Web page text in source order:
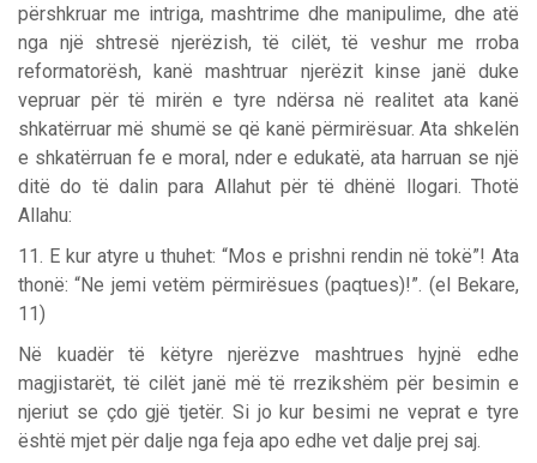
përshkruar me intriga, mashtrime dhe manipulime, dhe atë
nga një shtresë njerëzish, të cilët, të veshur me rroba
reformatorësh, kanë mashtruar njerëzit kinse janë duke
vepruar për të mirën e tyre ndërsa në realitet ata kanë
shkatërruar më shumë se që kanë përmirësuar. Ata shkelën
e shkatërruan fe e moral, nder e edukatë, ata harruan se një
ditë do të dalin para Allahut për të dhënë llogari. Thotë
Allahu:
11. E kur atyre u thuhet: “Mos e prishni rendin në tokë”! Ata
thonë: “Ne jemi vetëm përmirësues (paqtues)!”. (el Bekare,
11)
Në kuadër të këtyre njerëzve mashtrues hyjnë edhe
magjistarët, të cilët janë më të rrezikshëm për besimin e
njeriut se çdo gjë tjetër. Si jo kur besimi ne veprat e tyre
është mjet për dalje nga feja apo edhe vet dalje prej saj.